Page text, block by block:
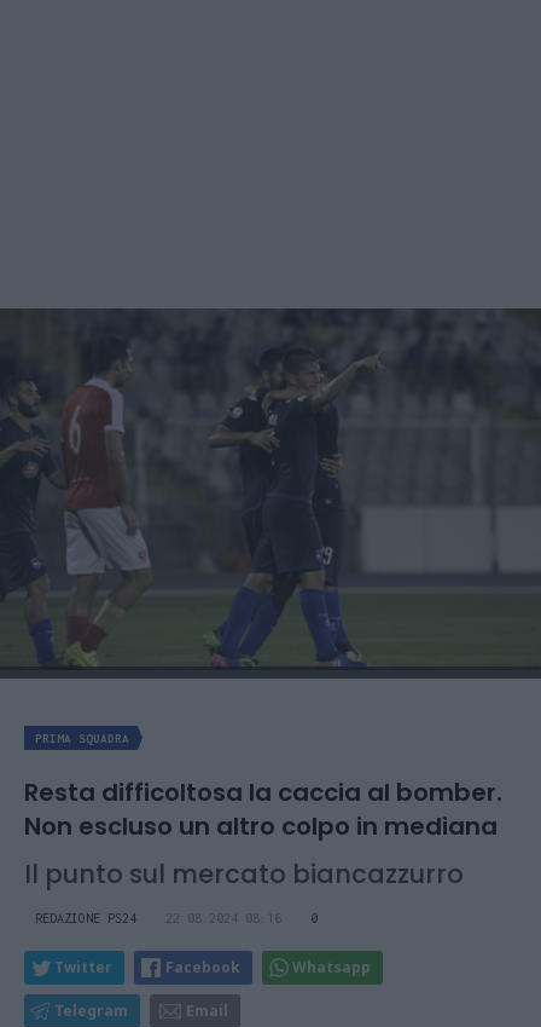
PRIMA SQUADRA
Resta difficoltosa la caccia al bomber.
Non escluso un altro colpo in mediana
Il punto sul mercato biancazzurro
REDAZIONE PS24 22.08.2024 08:16 0
Twitter Facebook Whatsapp
Telegram Email